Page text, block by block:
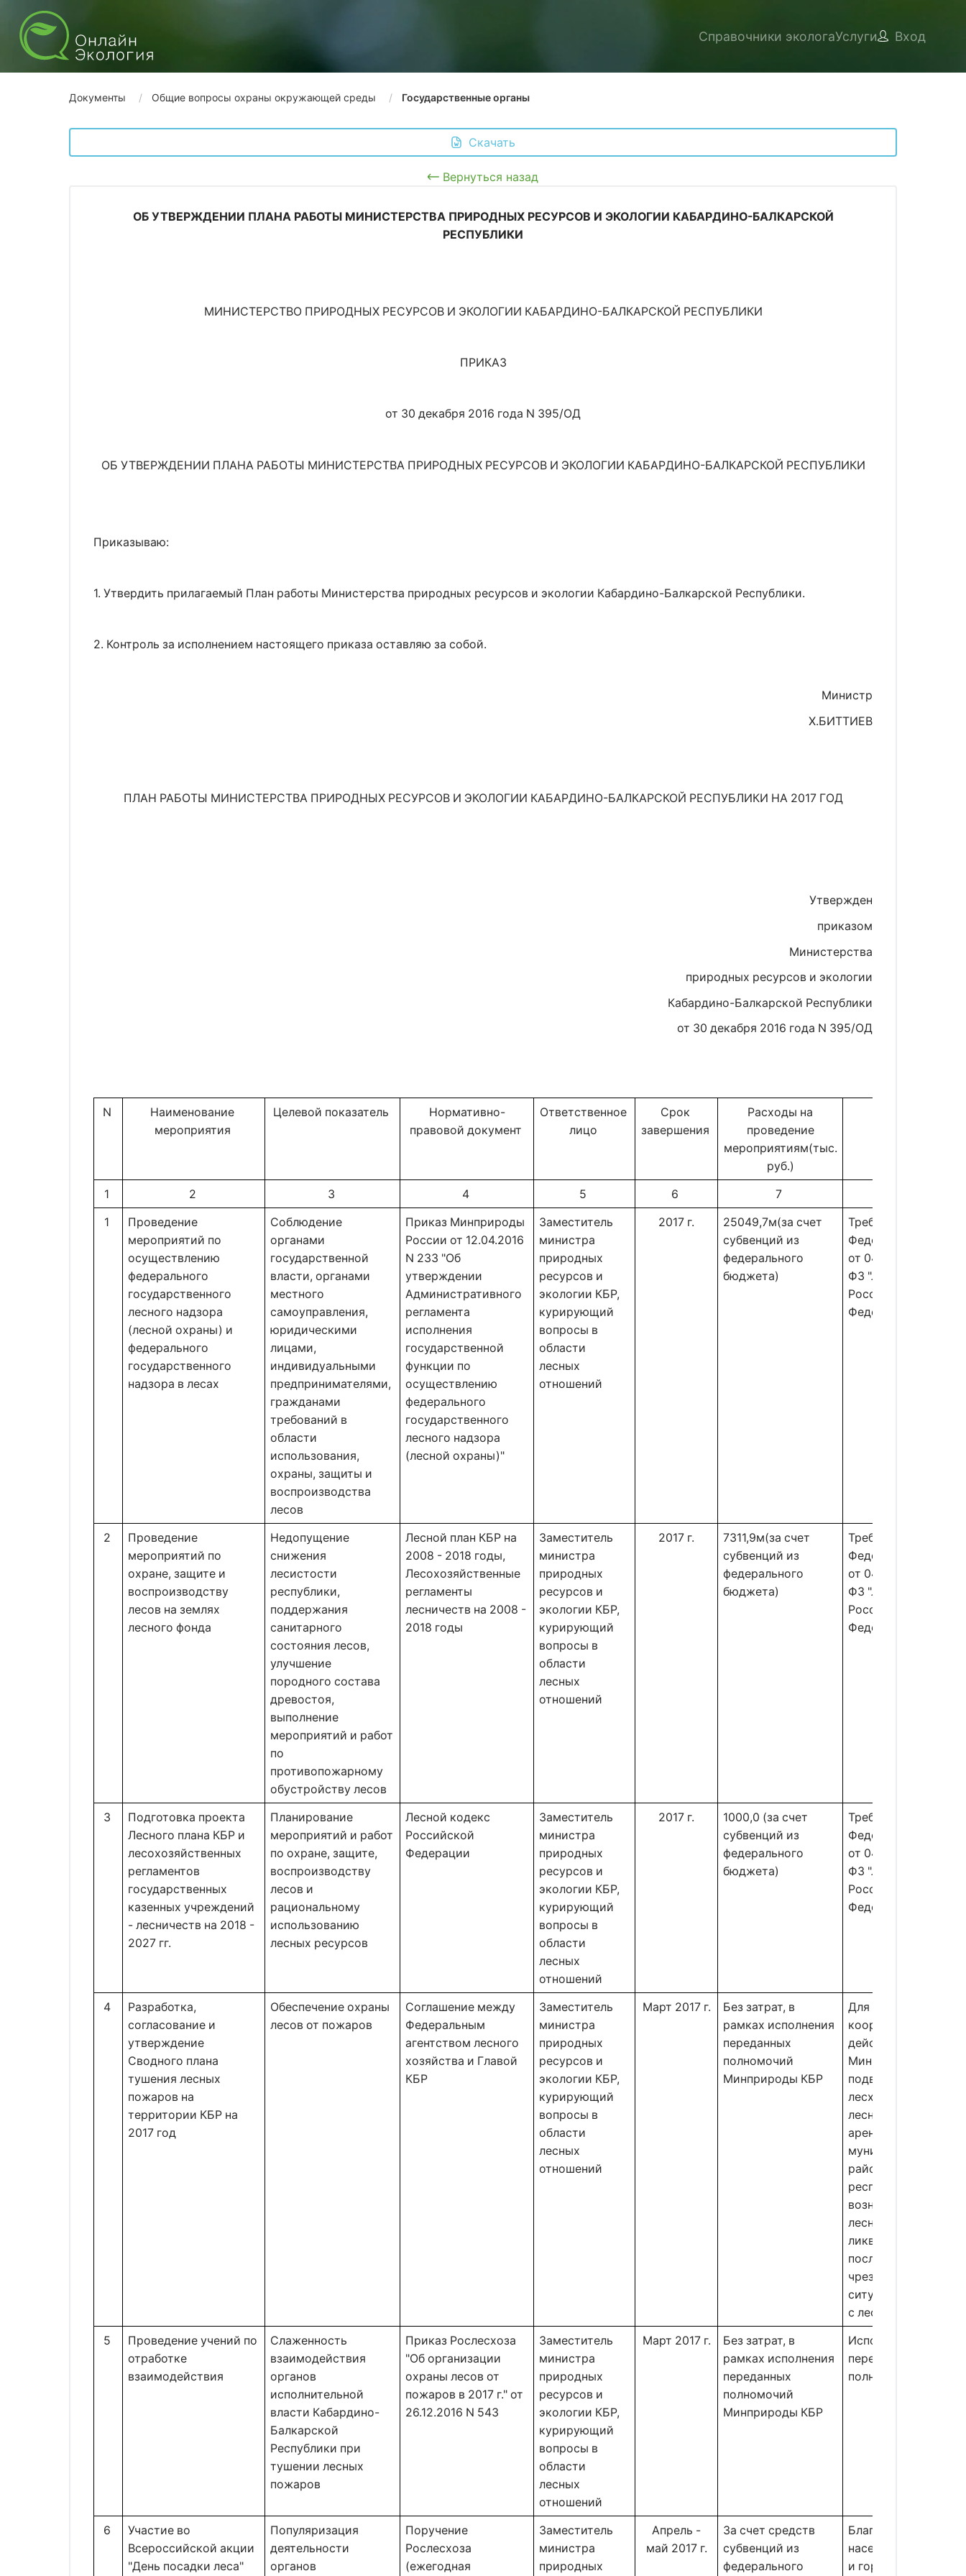
Справочники экологаУслуги Вход
Документы Общие вопросы охраны окружающей среды Государственные органы
Скачать
Вернуться назад
ОБ УТВЕРЖДЕНИИ ПЛАНА РАБОТЫ МИНИСТЕРСТВА ПРИРОДНЫХ РЕСУРСОВ И ЭКОЛОГИИ КАБАРДИНО-БАЛКАРСКОЙ
РЕСПУБЛИКИ
МИНИСТЕРСТВО ПРИРОДНЫХ РЕСУРСОВ И ЭКОЛОГИИ КАБАРДИНО-БАЛКАРСКОЙ РЕСПУБЛИКИ
ПРИКАЗ
от 30 декабря 2016 года N 395/ОД
ОБ УТВЕРЖДЕНИИ ПЛАНА РАБОТЫ МИНИСТЕРСТВА ПРИРОДНЫХ РЕСУРСОВ И ЭКОЛОГИИ КАБАРДИНО-БАЛКАРСКОЙ РЕСПУБЛИКИ
Приказываю:
1. Утвердить прилагаемый План работы Министерства природных ресурсов и экологии Кабардино-Балкарской Республики.
2. Контроль за исполнением настоящего приказа оставляю за собой.
Министр
Х.БИТТИЕВ
ПЛАН РАБОТЫ МИНИСТЕРСТВА ПРИРОДНЫХ РЕСУРСОВ И ЭКОЛОГИИ КАБАРДИНО-БАЛКАРСКОЙ РЕСПУБЛИКИ НА 2017 ГОД
Утвержден
приказом
Министерства
природных ресурсов и экологии
Кабардино-Балкарской Республики
от 30 декабря 2016 года N 395/ОД
N
Наименование
мероприятия
Целевой показатель
Нормативно-
правовой документ
Ответственное
лицо
Срок
завершения
Расходы на
проведение
мероприятиям(тыс.
руб.)
1 2 3 4 5 6 7
1
Проведение
мероприятий по
осуществлению
федерального
государственного
лесного надзора
(лесной охраны) и
федерального
государственного
надзора в лесах
Соблюдение
органами
государственной
власти, органами
местного
самоуправления,
юридическими
лицами,
индивидуальными
предпринимателями,
гражданами
требований в
области
использования,
охраны, защиты и
воспроизводства
лесов
Приказ Минприроды
России от 12.04.2016
N 233 "Об
утверждении
Административного
регламента
исполнения
государственной
функции по
осуществлению
федерального
государственного
лесного надзора
(лесной охраны)"
Заместитель
министра
природных
ресурсов и
экологии КБР,
курирующий
вопросы в
области
лесных
отношений
2017 г.
25049,7м(за счет
субвенций из
федерального
бюджета)
Требования
Федерального
от 04.12.2006 N 200-
ФЗ "Лесной кодекс
Российской
Федерации"
2
Проведение
мероприятий по
охране, защите и
воспроизводству
лесов на землях
лесного фонда
Недопущение
снижения
лесистости
республики,
поддержания
санитарного
состояния лесов,
улучшение
породного состава
древостоя,
выполнение
мероприятий и работ
по
противопожарному
обустройству лесов
Лесной план КБР на
2008 - 2018 годы,
Лесохозяйственные
регламенты
лесничеств на 2008 -
2018 годы
Заместитель
министра
природных
ресурсов и
экологии КБР,
курирующий
вопросы в
области
лесных
отношений
2017 г.
7311,9м(за счет
субвенций из
федерального
бюджета)
Требования
Федерального
от 04.12.2006 N 200-
ФЗ "Лесной кодекс
Российской
Федерации"
3
Подготовка проекта
Лесного плана КБР и
лесохозяйственных
регламентов
государственных
казенных учреждений
- лесничеств на 2018 -
2027 гг.
Планирование
мероприятий и работ
по охране, защите,
воспроизводству
лесов и
рациональному
использованию
лесных ресурсов
Лесной кодекс
Российской
Федерации
Заместитель
министра
природных
ресурсов и
экологии КБР,
курирующий
вопросы в
области
лесных
отношений
2017 г.
1000,0 (за счет
субвенций из
федерального
бюджета)
Требования
Федерального
от 04.12.2006 N 200-
ФЗ "Лесной кодекс
Российской
Федерации"
4
Разработка,
согласование и
утверждение
Сводного плана
тушения лесных
пожаров на
территории КБР на
2017 год
Обеспечение охраны
лесов от пожаров
Соглашение между
Федеральным
агентством лесного
хозяйства и Главой
КБР
Заместитель
министра
природных
ресурсов и
экологии КБР,
курирующий
вопросы в
области
лесных
отношений
Март 2017 г.
Без затрат, в
рамках исполнения
переданных
полномочий
Минприроды КБР
Для своевременной
координации
действий
Минприроды КБР с
лесхозами,
лесничествами,
арендаторами и
муниципальными
районами
республики в случае
возникновения
лесных пожаров и
ликвидации
последствий
чрезвычайных
ситуаций,
5
Проведение учений по
отработке
взаимодействия
Слаженность
взаимодействия
органов
исполнительной
власти Кабардино-
Балкарской
Республики при
тушении лесных
пожаров
Приказ Рослесхоза
"Об организации
охраны лесов от
пожаров в 2017 г." от
26.12.2016 N 543
Заместитель
министра
природных
ресурсов и
экологии КБР,
курирующий
вопросы в
области
лесных
отношений
Март 2017 г.
Без затрат, в
рамках исполнения
переданных
полномочий
Минприроды КБР
Исполнение
переданных
полномочий
6
Участие во
Всероссийской акции
"День посадки леса"
Популяризация
деятельности
органов
Поручение
Рослесхоза
(ежегодная
Заместитель
министра
природных
Апрель -
май 2017 г.
За счет средств
субвенций из
федерального
Благоустройство
населенных пунктов
и городских